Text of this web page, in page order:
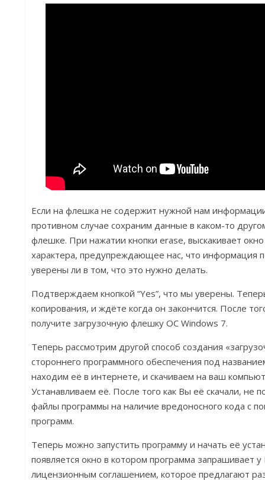
Если на флешка не содержит нужной нам
противном случае сохраним данные в каком-то
флешке. При нажатии кнопки erase, выскакивает
характера, предупреждающее нас, что информация
уверены ли в том, что это нужно делать.
Подтверждаем кнопкой “Yes”, что мы уверены.
копирования, и ждёте когда он закончится. После
получите загрузочную флешку ОС Windows 7.
Теперь рассмотрим другой способ создания
стороннего программного обеспечения под
находим её в интернете, и скачиваем на ваш
Устанавливаем её. После того как Вы её скачали, не
файлы программы на наличие вредоносного кода с
программ.
Теперь можно запустить программу и начать её
появляется окно в котором программа запрашивает у
лицензионным соглашением, которое предлагают